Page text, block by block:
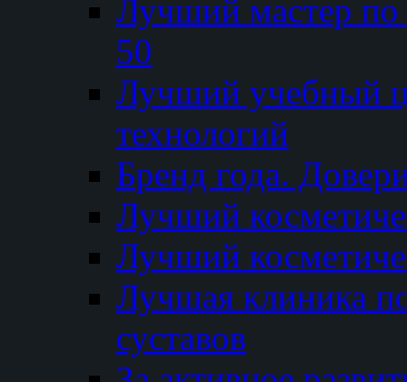
Лучший мастер
50
Лучший
технологий
Бренд года.
Лучший
Лучший
Лучшая клиника
суставов